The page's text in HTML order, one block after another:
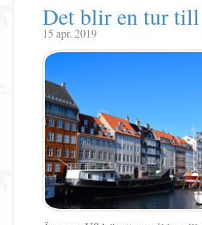
Det blir en tur
15 apr. 2019